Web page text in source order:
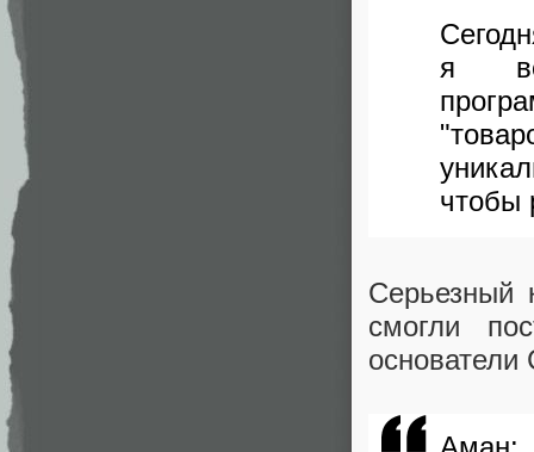
я
чтобы
Серьезный
смогли
основатели